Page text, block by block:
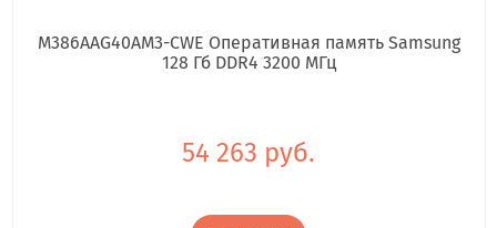
M386AAG40AM3-CWE Оперативная память Samsung
128 Гб DDR4 3200 МГц
54 263 руб.